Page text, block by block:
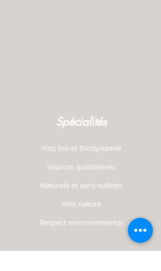
Spécialités
Vins bio et Biodynamie
Sources qualitatives
Naturels et sans sulfites
Vins nature
Respect environemental